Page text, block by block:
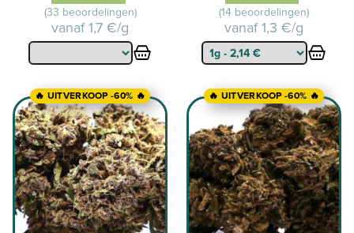
(33 beoordelingen)
vanaf1,7 €/g
(14 beoordelingen)
vanaf1,3 €/g
🔥 UITVERKOOP -60% 🔥 🔥 UITVERKOOP -60% 🔥